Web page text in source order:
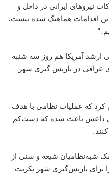
نیروهای ایرانی در داخل و
اقدامات هماهنگ شده نیست.
ارشد آمریکا هم روز سه شنبه
عراقی در بازپس گیری شهر
کرد که عملیات نظامی با هدف
داعش باعث شده که دست‌کم
با کمک شبه‌نظامیان شیعه و سنی از
برای بازپس‌گیری شهر تکریت